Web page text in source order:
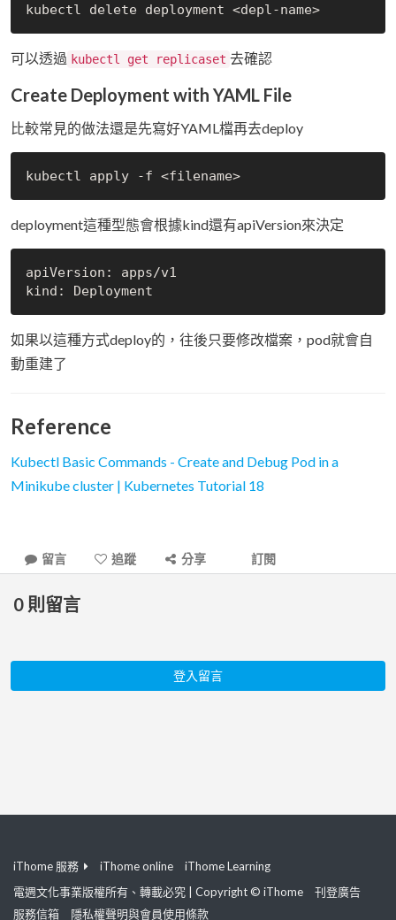
kubectl delete deployment <depl-name>
可以透過 kubectl get replicaset 去確認
Create Deployment with YAML File
比較常見的做法還是先寫好YAML檔再去deploy
kubectl apply -f <filename>
deployment這種型態會根據kind還有apiVersion來決定
apiVersion: apps/v1
如果以這種方式deploy的，往後只要修改檔案，pod就會自
動重建了
Reference
Kubectl Basic Commands - Create and Debug Pod in a
Minikube cluster | Kubernetes Tutorial 18
留言 追蹤 分享 訂閱
0 則留言
登入留言
iThome 服務 iThome online
iThome Learning
電週文化事業版權所有、轉載必究 | Copyright © iThome
刊登廣告
服務信箱
隱私權聲明與會員使用條款